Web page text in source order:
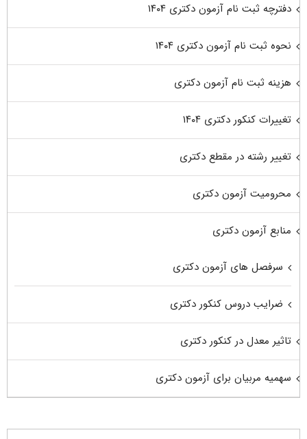
دفترچه ثبت نام آزمون دکتری ۱۴۰۴
نحوه ثبت نام آزمون دکتری ۱۴۰۴
هزینه ثبت نام آزمون دکتری
تغییرات کنکور دکتری ۱۴۰۴
تغییر رشته در مقطع دکتری
محرومیت آزمون دکتری
منابع آزمون دکتری
سرفصل های آزمون دکتری
ضرایب دروس کنکور دکتری
تاثیر معدل در کنکور دکتری
سهمیه مربیان برای آزمون دکتری